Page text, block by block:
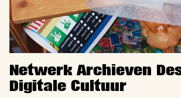
Netwerk Archieven
Digitale Cultuur